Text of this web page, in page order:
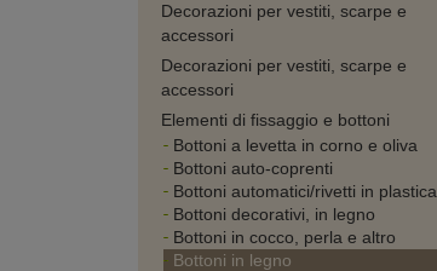
Decorazioni per vestiti, scarpe e
accessori
Decorazioni per vestiti, scarpe e
accessori
Elementi di fissaggio e bottoni
Bottoni a levetta in corno e oliva
Bottoni auto-coprenti
Bottoni automatici/rivetti in plastica
Bottoni decorativi, in legno
Bottoni in cocco, perla e altro
Bottoni in legno